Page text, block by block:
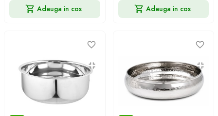
Adauga in cos Adauga in cos